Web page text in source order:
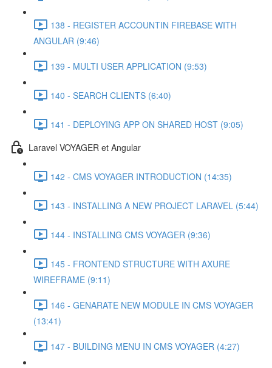
138 - REGISTER ACCOUNTIN FIREBASE WITH
ANGULAR (9:46)
139 - MULTI USER APPLICATION (9:53)
140 - SEARCH CLIENTS (6:40)
141 - DEPLOYING APP ON SHARED HOST (9:05)
Laravel VOYAGER et Angular
142 - CMS VOYAGER INTRODUCTION (14:35)
143 - INSTALLING A NEW PROJECT LARAVEL (5:44)
144 - INSTALLING CMS VOYAGER (9:36)
145 - FRONTEND STRUCTURE WITH AXURE
WIREFRAME (9:11)
146 - GENARATE NEW MODULE IN CMS VOYAGER
(13:41)
147 - BUILDING MENU IN CMS VOYAGER (4:27)